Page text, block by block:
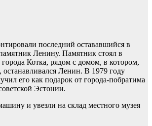
последний остававшийся в
Ленину. Памятник стоял в
Котка, рядом с домом, в котором,
Ленин. В 1979 году
его как подарок от города-побратима
Эстонии.
и увезли на склад местного музея